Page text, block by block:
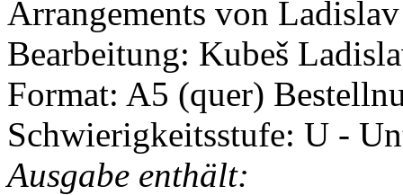
Arrangements von
Bearbeitung: Kubeš
Format: A5 (quer)
Schwierigkeitsstufe: U -
Ausgabe enthält: